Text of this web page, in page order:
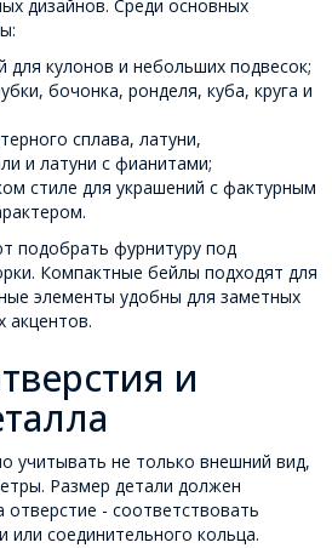
дизайнов. Среди основных
для кулонов и небольших подвесок;
бочонка, ронделя, куба, круга и
сплава, латуни,
и латуни с фианитами;
стиле для украшений с фактурным
подобрать фурнитуру под
Компактные бейлы подходят для
элементы удобны для заметных
акцентов.
и
учитывать не только внешний вид,
Размер детали должен
отверстие - соответствовать
соединительного кольца.